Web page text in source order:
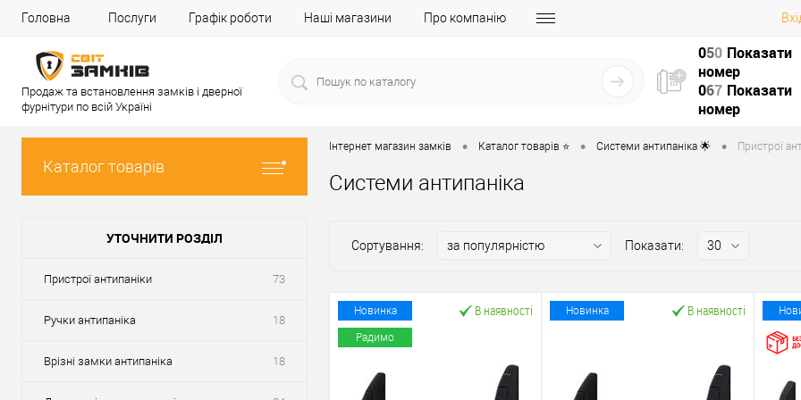
Головна Послуги Графік роботи Наші магазини Про компанію
Продаж та встановлення замків і дверної
фурнітури по всій Україні
050 Показати
номер
067 Показати
номер
Каталог товарів
УТОЧНИТИ РОЗДІЛ
Пристрої антипаніки 73
Ручки антипаніка 18
Врізні замки антипаніка 18
Інтернет магазин замків • Каталог товарів ⭐ • Системи антипаніка 🌟 • Пристрої
Системи антипаніка
Сортування: Показати:
Новинка
Радимо
В наявності Новинка В наявності